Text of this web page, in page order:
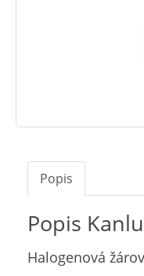
Popis
Popis
Halogenová